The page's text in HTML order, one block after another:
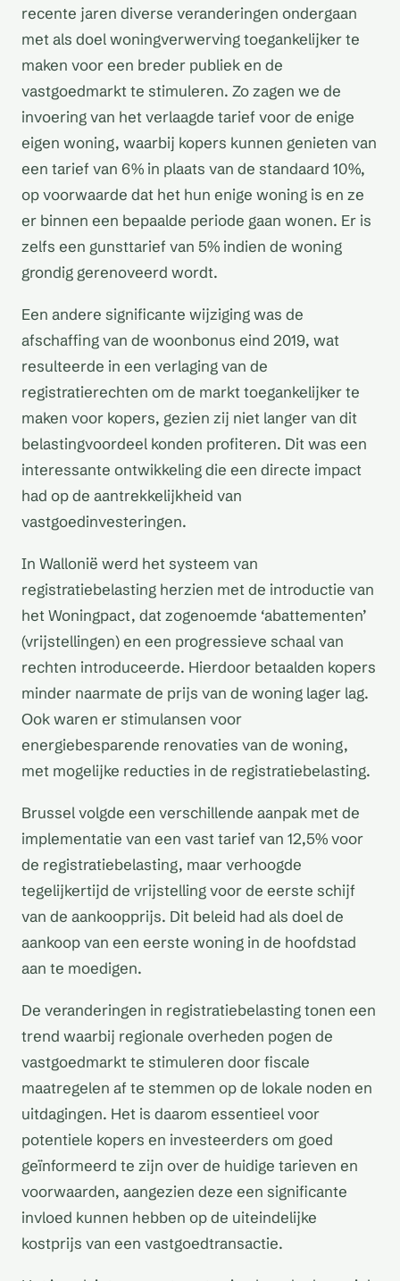
recente jaren diverse veranderingen ondergaan
met als doel woningverwerving toegankelijker te
maken voor een breder publiek en de
vastgoedmarkt te stimuleren. Zo zagen we de
invoering van het verlaagde tarief voor de enige
eigen woning, waarbij kopers kunnen genieten van
een tarief van 6% in plaats van de standaard 10%,
op voorwaarde dat het hun enige woning is en ze
er binnen een bepaalde periode gaan wonen. Er is
zelfs een gunsttarief van 5% indien de woning
grondig gerenoveerd wordt.
Een andere significante wijziging was de
afschaffing van de woonbonus eind 2019, wat
resulteerde in een verlaging van de
registratierechten om de markt toegankelijker te
maken voor kopers, gezien zij niet langer van dit
belastingvoordeel konden profiteren. Dit was een
interessante ontwikkeling die een directe impact
had op de aantrekkelijkheid van
vastgoedinvesteringen.
In Wallonië werd het systeem van
registratiebelasting herzien met de introductie van
het Woningpact, dat zogenoemde ‘abattementen’
(vrijstellingen) en een progressieve schaal van
rechten introduceerde. Hierdoor betaalden kopers
minder naarmate de prijs van de woning lager lag.
Ook waren er stimulansen voor
energiebesparende renovaties van de woning,
met mogelijke reducties in de registratiebelasting.
Brussel volgde een verschillende aanpak met de
implementatie van een vast tarief van 12,5% voor
de registratiebelasting, maar verhoogde
tegelijkertijd de vrijstelling voor de eerste schijf
van de aankoopprijs. Dit beleid had als doel de
aankoop van een eerste woning in de hoofdstad
aan te moedigen.
De veranderingen in registratiebelasting tonen een
trend waarbij regionale overheden pogen de
vastgoedmarkt te stimuleren door fiscale
maatregelen af te stemmen op de lokale noden en
uitdagingen. Het is daarom essentieel voor
potentiele kopers en investeerders om goed
geïnformeerd te zijn over de huidige tarieven en
voorwaarden, aangezien deze een significante
invloed kunnen hebben op de uiteindelijke
kostprijs van een vastgoedtransactie.